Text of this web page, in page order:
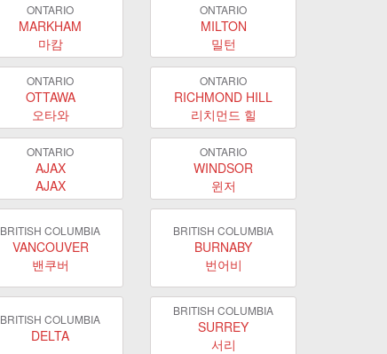
ONTARIO
MARKHAM
마캄
ONTARIO
MILTON
밀턴
ONTARIO
OTTAWA
오타와
ONTARIO
RICHMOND HILL
리치먼드 힐
ONTARIO
AJAX
AJAX
ONTARIO
WINDSOR
윈저
BRITISH COLUMBIA
VANCOUVER
밴쿠버
BRITISH COLUMBIA
BURNABY
번어비
BRITISH COLUMBIA
DELTA
BRITISH COLUMBIA
SURREY
서리